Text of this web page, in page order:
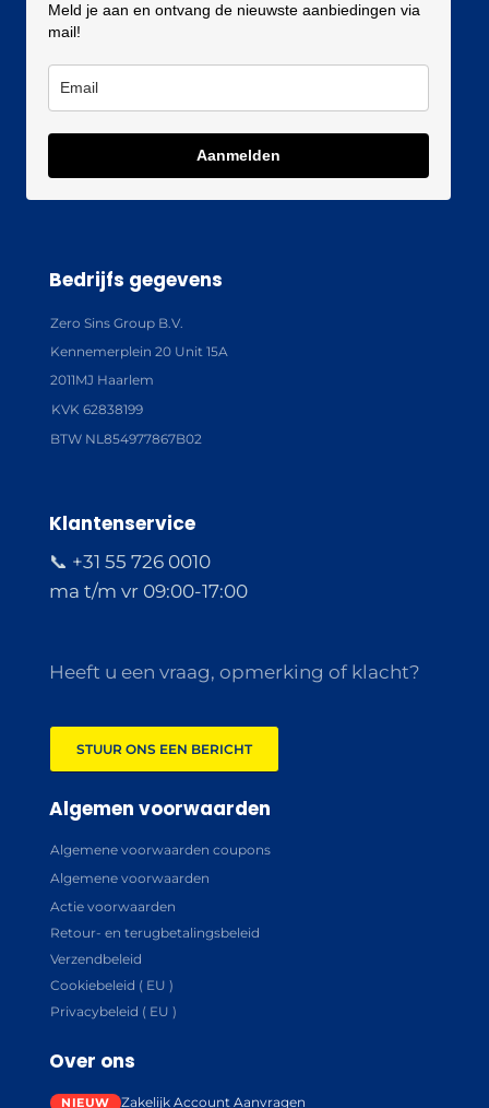
Meld je aan en ontvang de nieuwste aanbiedingen via
mail!
Aanmelden
Bedrijfs gegevens
Zero Sins Group B.V.
Kennemerplein 20 Unit 15A
2011MJ Haarlem
KVK 62838199
BTW NL854977867B02
Klantenservice
📞 +31 55 726 0010
ma t/m vr 09:00-17:00
Heeft u een vraag, opmerking of klacht?
STUUR ONS EEN BERICHT
Algemen voorwaarden
Algemene voorwaarden coupons
Algemene voorwaarden
Actie voorwaarden
Retour- en terugbetalingsbeleid
Verzendbeleid
Cookiebeleid ( EU )
Privacybeleid ( EU )
Over ons
Zakelijk Account Aanvragen